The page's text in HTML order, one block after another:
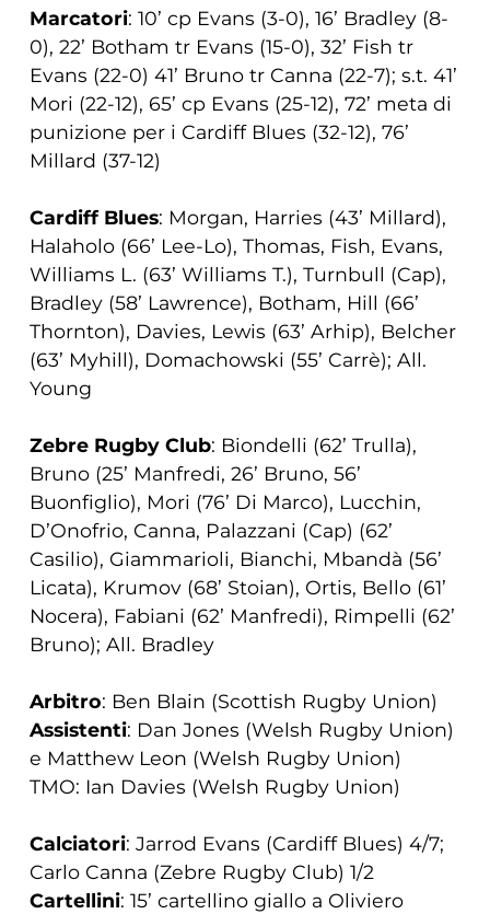
Marcatori: 10’ cp Evans (3-0), 16’ Bradley (8-
0), 22’ Botham tr Evans (15-0), 32’ Fish tr
Evans (22-0) 41’ Bruno tr Canna (22-7); s.t. 41’
Mori (22-12), 65’ cp Evans (25-12), 72’ meta di
punizione per i Cardiff Blues (32-12), 76’
Millard (37-12)
Cardiff Blues: Morgan, Harries (43’ Millard),
Halaholo (66’ Lee-Lo), Thomas, Fish, Evans,
Williams L. (63’ Williams T.), Turnbull (Cap),
Bradley (58’ Lawrence), Botham, Hill (66’
Thornton), Davies, Lewis (63’ Arhip), Belcher
(63’ Myhill), Domachowski (55’ Carrè); All.
Young
Zebre Rugby Club: Biondelli (62’ Trulla),
Bruno (25’ Manfredi, 26’ Bruno, 56’
Buonfiglio), Mori (76’ Di Marco), Lucchin,
D’Onofrio, Canna, Palazzani (Cap) (62’
Casilio), Giammarioli, Bianchi, Mbandà (56’
Licata), Krumov (68’ Stoian), Ortis, Bello (61’
Nocera), Fabiani (62’ Manfredi), Rimpelli (62’
Bruno); All. Bradley
Arbitro: Ben Blain (Scottish Rugby Union)
Assistenti: Dan Jones (Welsh Rugby Union)
e Matthew Leon (Welsh Rugby Union)
TMO: Ian Davies (Welsh Rugby Union)
Calciatori: Jarrod Evans (Cardiff Blues) 4/7;
Carlo Canna (Zebre Rugby Club) 1/2
Cartellini: 15’ cartellino giallo a Oliviero